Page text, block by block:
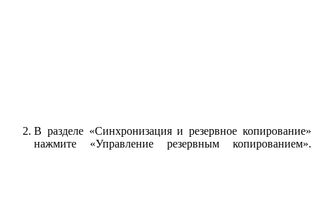
В разделе «Синхронизация и резервное копирование»
нажмите «Управление резервным копированием».